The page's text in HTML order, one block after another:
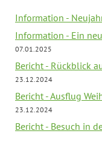
Information -
Information - Ein
07.01.2025
Bericht - Rückblick
23.12.2024
Bericht - Ausflug
23.12.2024
Bericht - Besuch in